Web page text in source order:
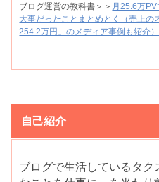
ブログ運営の教科書＞＞ 月25.6万
大事だったことまとめとく（売上の
254.2万円」のメディア事例も紹介）
自己紹介
ブログで生活しているタク